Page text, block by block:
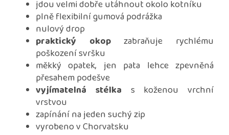
jdou velmi dobře utáhnout okolo kotníku
plně flexibilní gumová podrážka
nulový drop
praktický okopzabraňuje rychlému
poškození svršku
měkký opatek, jen pata lehce zpevněná
přesahem podešve
vyjímatelná stélka s koženou vrchní
vrstvou
zapínání na jeden suchý zip
vyrobeno v Chorvatsku